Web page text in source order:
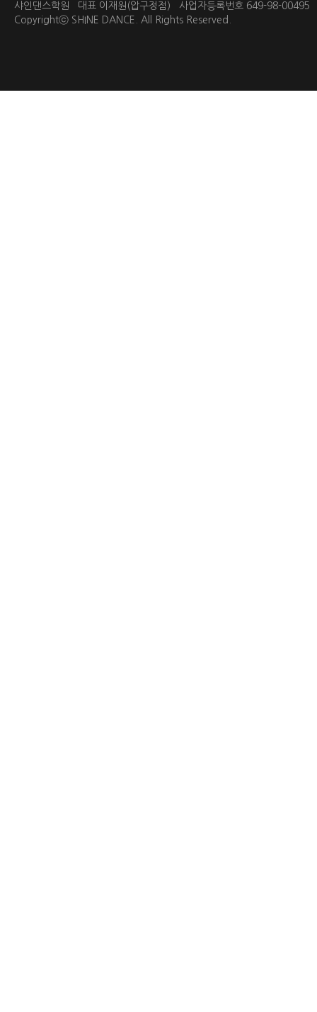
샤인댄스학원 대표 이재원(압구정점) 사업자등록번호 649-98-
Copyrightⓒ SHINE DANCE. All Rights Reserved.